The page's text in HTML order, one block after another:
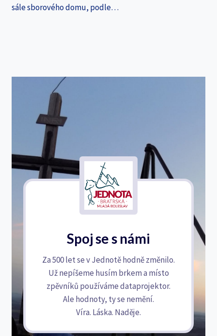
sále sborového domu, podle…
Spoj se s námi
Za 500 let se v Jednotě hodně změnilo.
Už nepíšeme husím brkem a místo
zpěvníků používáme dataprojektor.
Ale hodnoty, ty se nemění.
Víra. Láska. Naděje.